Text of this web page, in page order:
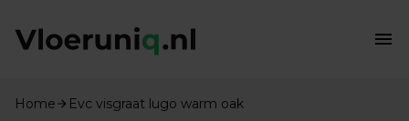
Home Evc visgraat lugo warm oak